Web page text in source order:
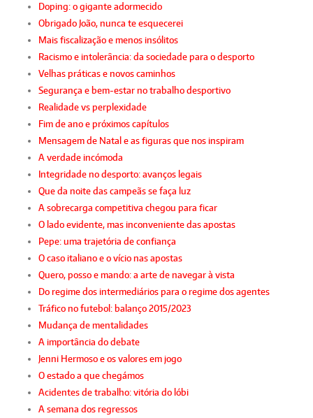
Doping: o gigante adormecido
Obrigado João, nunca te esquecerei
Mais fiscalização e menos insólitos
Racismo e intolerância: da sociedade para o desporto
Velhas práticas e novos caminhos
Segurança e bem-estar no trabalho desportivo
Realidade vs perplexidade
Fim de ano e próximos capítulos
Mensagem de Natal e as figuras que nos inspiram
A verdade incómoda
Integridade no desporto: avanços legais
Que da noite das campeãs se faça luz
A sobrecarga competitiva chegou para ficar
O lado evidente, mas inconveniente das apostas
Pepe: uma trajetória de confiança
O caso italiano e o vício nas apostas
Quero, posso e mando: a arte de navegar à vista
Do regime dos intermediários para o regime dos agentes
Tráfico no futebol: balanço 2015/2023
Mudança de mentalidades
A importância do debate
Jenni Hermoso e os valores em jogo
O estado a que chegámos
Acidentes de trabalho: vitória do lóbi
A semana dos regressos